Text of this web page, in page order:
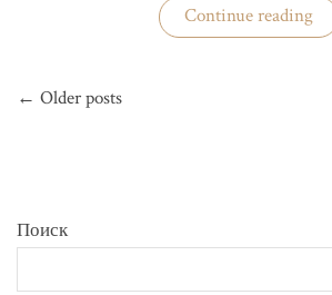
Continue reading
по
← Older posts
Поиск